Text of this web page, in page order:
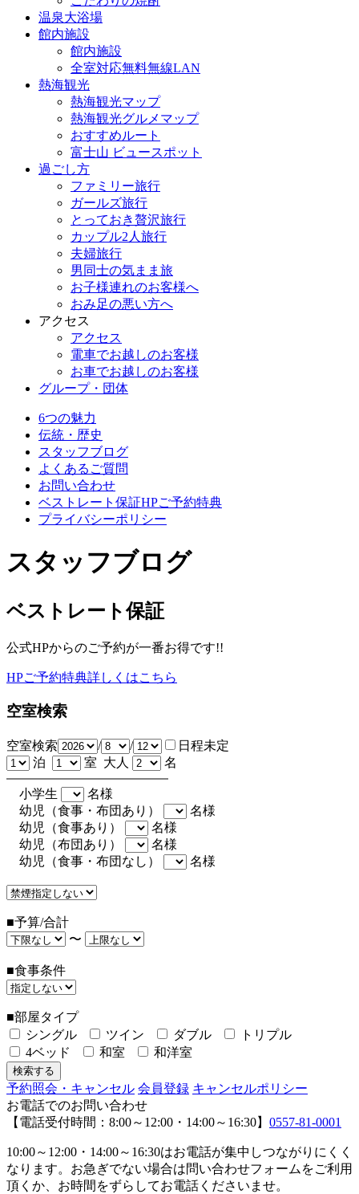
温泉大浴場
館内施設
館内施設
全室対応無料無線LAN
熱海観光
熱海観光マップ
熱海観光グルメマップ
おすすめルート
富士山 ビュースポット
過ごし方
ファミリー旅行
ガールズ旅行
とっておき贅沢旅行
カップル2人旅行
夫婦旅行
男同士の気まま旅
お子様連れのお客様へ
おみ足の悪い方へ
アクセス
アクセス
電車でお越しのお客様
お車でお越しのお客様
グループ・団体
6つの魅力
伝統・歴史
スタッフブログ
よくあるご質問
お問い合わせ
ベストレート保証HPご予約特典
プライバシーポリシー
スタッフブログ
ベストレート保証
公式HPからのご予約が一番お得です!!
HPご予約特典詳しくはこちら
空室検索
空室検索 / /
日程未定
泊
室 大人 名
小学生
名様
幼児（食事・布団あり）
名様
幼児（食事あり）
名様
幼児（布団あり）
名様
幼児（食事・布団なし）
名様
■予算/合計
〜
■食事条件
■部屋タイプ
シングル
ツイン ダブル
トリプル
4ベッド
和室 和洋室
予約照会・キャンセル 会員登録 キャンセルポリシー
お電話でのお問い合わせ
【電話受付時間：8:00～12:00・14:00～16:30】 0557-81-0001
10:00～12:00・14:00～16:30はお電話が集中しつながりにくく
なります。お急ぎでない場合は問い合わせフォームをご利用
頂くか、お時間をずらしてお電話くださいませ。